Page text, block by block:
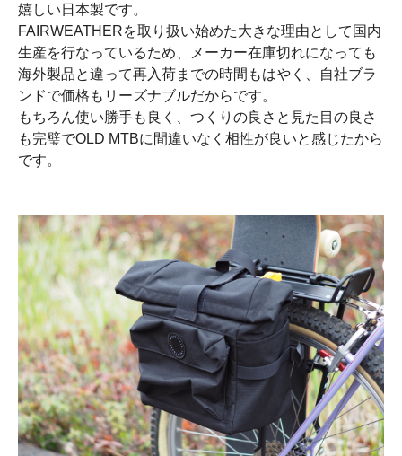
嬉しい日本製です。
FAIRWEATHERを取り扱い始めた大きな理由として国内
生産を行なっているため、メーカー在庫切れになっても
海外製品と違って再入荷までの時間もはやく、自社ブラ
ンドで価格もリーズナブルだからです。
もちろん使い勝手も良く、つくりの良さと見た目の良さ
も完璧でOLD MTBに間違いなく相性が良いと感じたから
です。